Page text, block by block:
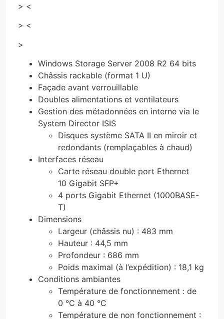
> <
> <
>
Windows Storage Server 2008 R2 64 bits
Châssis rackable (format 1 U)
Façade avant verrouillable
Doubles alimentations et ventilateurs
Gestion des métadonnées en interne via le
System Director ISIS
Disques système SATA II en miroir et
redondants (remplaçables à chaud)
Interfaces réseau
Carte réseau double port Ethernet
10 Gigabit SFP+
4 ports Gigabit Ethernet (1000BASE-
T)
Dimensions
Largeur (châssis nu) : 483 mm
Hauteur : 44,5 mm
Profondeur : 686 mm
Poids maximal (à l’expédition) : 18,1 kg
Conditions ambiantes
Température de fonctionnement : de
0 °C à 40 °C
Température de non fonctionnement :